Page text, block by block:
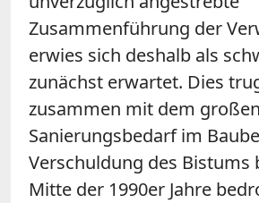
Zusammenführung der
erwies sich deshalb als
zunächst erwartet. Dies
zusammen mit dem großen
Sanierungsbedarf im
Verschuldung des Bistums
Mitte der 1990er Jahre